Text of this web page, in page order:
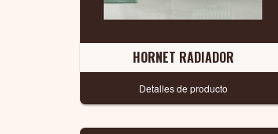
HORNET RADIADOR
Detalles de producto